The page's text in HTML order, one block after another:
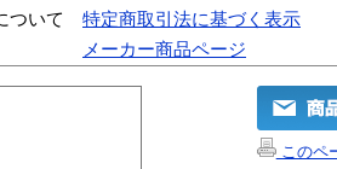
ついて
特定商取引法に基づく表示
メーカー商品ページ
このペ